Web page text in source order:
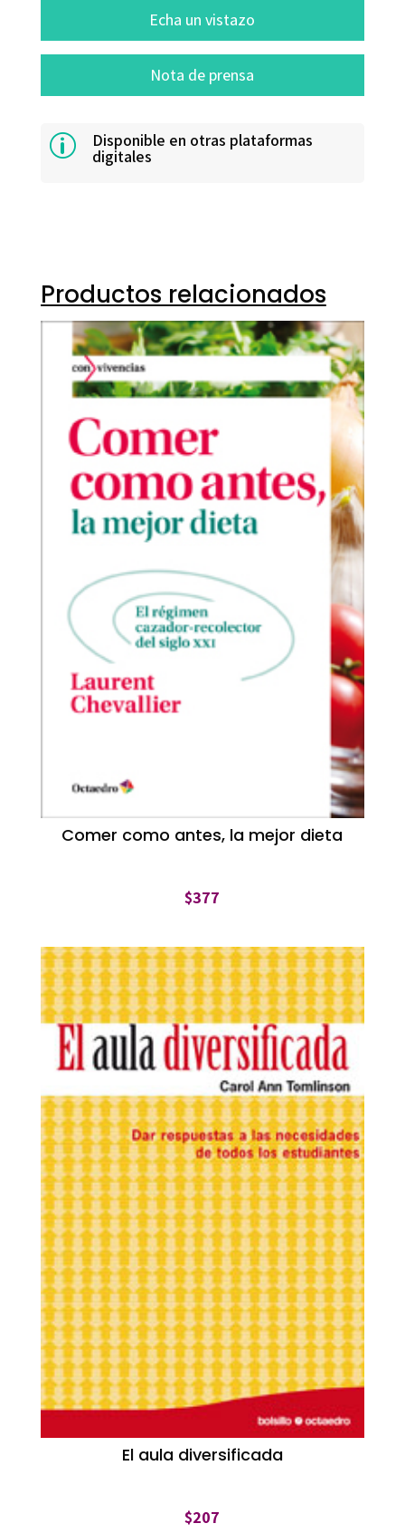
Echa un vistazo
Nota de prensa
p Disponible en otras plataformas
digitales
Productos relacionados
Comer como antes, la mejor dieta
$377
El aula diversificada
$207